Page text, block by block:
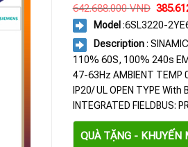
642.688.000VNĐ Giá
gốc
là:
Model :6SL3220-
Description:
110% 60S, 100% 240s
47-63Hz AMBIENT TEMP
IP20/ UL OPEN TYPE
INTEGRATED FIELDBUS:
QUÀ TẶNG - KHUYẾN